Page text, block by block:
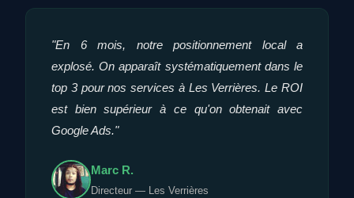
"En 6 mois, notre positionnement local a
explosé. On apparaît systématiquement dans le
top 3 pour nos services à Les Verrières. Le ROI
est bien supérieur à ce qu'on obtenait avec
Google Ads."
Marc R.
Directeur — Les Verrières